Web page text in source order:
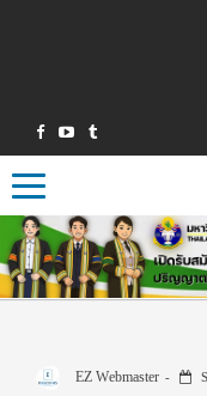
Toggle navigation
EZ Webmaster